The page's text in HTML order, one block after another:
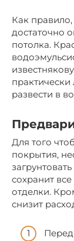
Как правило,
достаточно
потолка.
практически
развести в
Для того
покрытия,
сохранит
отделки.
снизит